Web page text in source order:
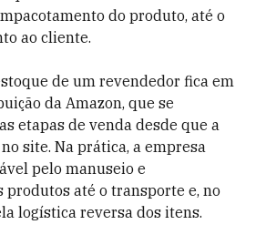
do produto, até o
ao cliente.
de um revendedor fica em
da Amazon, que se
etapas de venda desde que a
site. Na prática, a empresa
pelo manuseio e
produtos até o transporte e, no
logística reversa dos itens.